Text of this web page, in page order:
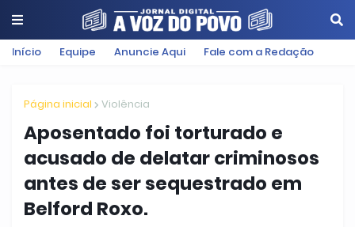
Início Equipe Anuncie Aqui Fale com a Redação
Página inicial Violência
Aposentado foi torturado e
acusado de delatar criminosos
antes de ser sequestrado em
Belford Roxo.